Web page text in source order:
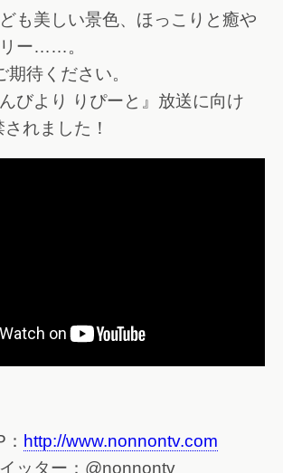
も美しい景色、ほっこりと癒や
ー……。
待ください。
びより りぴーと』放送に向け
れました！
http://www.nonnontv.com
ッター：@nonnontv